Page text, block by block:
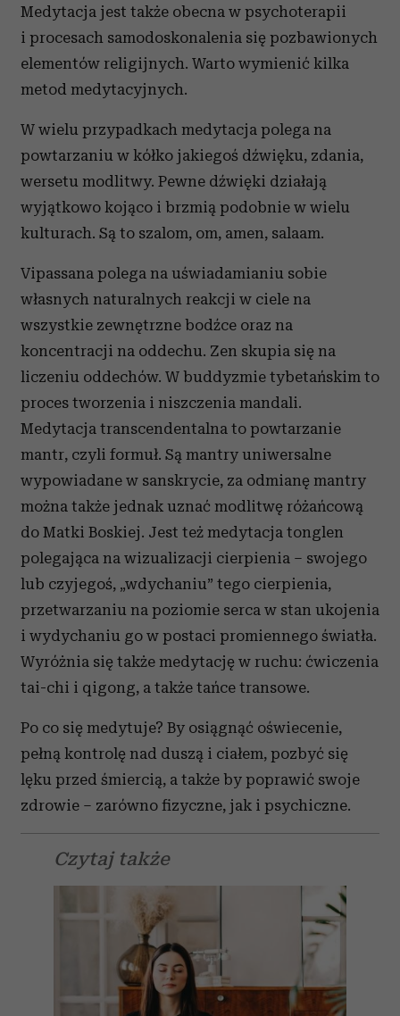
Medytacja jest także obecna w psychoterapii
i procesach samodoskonalenia się pozbawionych
elementów religijnych. Warto wymienić kilka
metod medytacyjnych.
W wielu przypadkach medytacja polega na
powtarzaniu w kółko jakiegoś dźwięku, zdania,
wersetu modlitwy. Pewne dźwięki działają
wyjątkowo kojąco i brzmią podobnie w wielu
kulturach. Są to szalom, om, amen, salaam.
Vipassana polega na uświadamianiu sobie
własnych naturalnych reakcji w ciele na
wszystkie zewnętrzne bodźce oraz na
koncentracji na oddechu. Zen skupia się na
liczeniu oddechów. W buddyzmie tybetańskim to
proces tworzenia i niszczenia mandali.
Medytacja transcendentalna to powtarzanie
mantr, czyli formuł. Są mantry uniwersalne
wypowiadane w sanskrycie, za odmianę mantry
można także jednak uznać modlitwę różańcową
do Matki Boskiej. Jest też medytacja tonglen
polegająca na wizualizacji cierpienia – swojego
lub czyjegoś, „wdychaniu” tego cierpienia,
przetwarzaniu na poziomie serca w stan ukojenia
i wydychaniu go w postaci promiennego światła.
Wyróżnia się także medytację w ruchu: ćwiczenia
tai-chi i qigong, a także tańce transowe.
Po co się medytuje? By osiągnąć oświecenie,
pełną kontrolę nad duszą i ciałem, pozbyć się
lęku przed śmiercią, a także by poprawić swoje
zdrowie – zarówno fizyczne, jak i psychiczne.
Czytaj także